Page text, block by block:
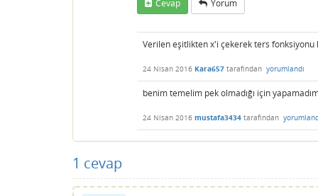
Cevap Yorum
Verilen eşitlikten x'i çekerek ters fonksiyonu
24 Nisan 2016 Kara657 tarafından yorumlandı
benim temelim pek olmadığı için
24 Nisan 2016 mustafa3434 tarafından
1 cevap